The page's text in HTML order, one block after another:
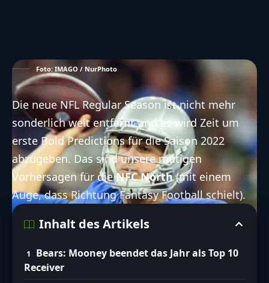
Foto: IMAGO / NurPhoto
Die neueNFLRegular Season ist nicht mehr
sonderlich weit entfernt und es wird Zeit um
erste Bold Predictions für die Saison 2022
abzugeben. Das sind unsere mutigen
Vorhersagen für dieNFC North(mit einem
Auge, dass Richtung Fantasy Football schielt).
Inhalt des Artikels
Bears: Mooney beendet das Jahr als Top 10
Receiver